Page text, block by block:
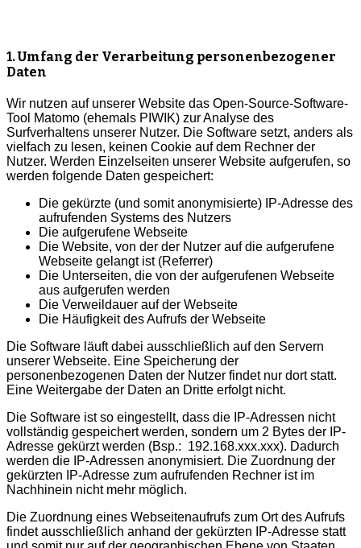
1. Umfang der Verarbeitung personenbezogener
Daten
Wir nutzen auf unserer Website das Open-Source-Software-
Tool Matomo (ehemals PIWIK) zur Analyse des
Surfverhaltens unserer Nutzer. Die Software setzt, anders als
vielfach zu lesen, keinen Cookie auf dem Rechner der
Nutzer. Werden Einzelseiten unserer Website aufgerufen, so
werden folgende Daten gespeichert:
Die gekürzte (und somit anonymisierte) IP-Adresse des
aufrufenden Systems des Nutzers
Die aufgerufene Webseite
Die Website, von der der Nutzer auf die aufgerufene
Webseite gelangt ist (Referrer)
Die Unterseiten, die von der aufgerufenen Webseite
aus aufgerufen werden
Die Verweildauer auf der Webseite
Die Häufigkeit des Aufrufs der Webseite
Die Software läuft dabei ausschließlich auf den Servern
unserer Webseite. Eine Speicherung der
personenbezogenen Daten der Nutzer findet nur dort statt.
Eine Weitergabe der Daten an Dritte erfolgt nicht.
Die Software ist so eingestellt, dass die IP-Adressen nicht
vollständig gespeichert werden, sondern um 2 Bytes der IP-
Adresse gekürzt werden (Bsp.: 192.168.xxx.xxx). Dadurch
werden die IP-Adressen anonymisiert. Die Zuordnung der
gekürzten IP-Adresse zum aufrufenden Rechner ist im
Nachhinein nicht mehr möglich.
Die Zuordnung eines Webseitenaufrufs zum Ort des Aufrufs
findet ausschließlich anhand der gekürzten IP-Adresse statt